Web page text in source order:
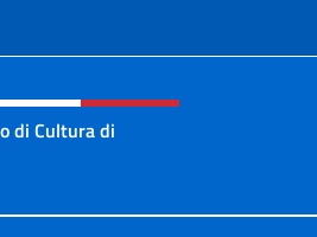
菜单
di Cultura di